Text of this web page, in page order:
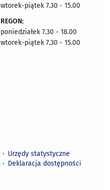
wtorek-piątek 7.30 - 15.00
REGON:
poniedziałek 7.30 - 18.00
wtorek-piątek 7.30 - 15.00
Urzędy statystyczne
Deklaracja dostępności